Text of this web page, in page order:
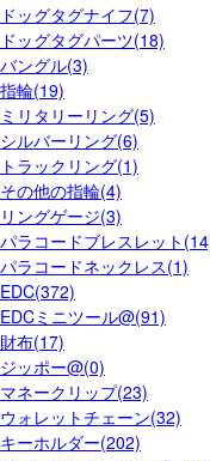
ドッグタグナイフ(7)
ドッグタグパーツ(18)
バングル(3)
指輪(19)
ミリタリーリング(5)
シルバーリング(6)
トラックリング(1)
その他の指輪(4)
リングゲージ(3)
パラコードブレスレット
パラコードネックレス(1)
EDC(372)
EDCミニツール@(91)
財布(17)
ジッポー@(0)
マネークリップ(23)
ウォレットチェーン(32)
キーホルダー(202)